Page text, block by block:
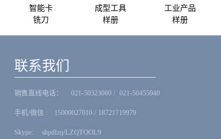
智能卡
铣刀
成型工具
样册
工业产品
样册
联系我们
销售直线电话：ㅤ 021-50323080 / 021-50455040
手机/微信 :ㅤ15000027010 / 18721719979
Skype: ㅤshpdlzq/LZQTOOL9